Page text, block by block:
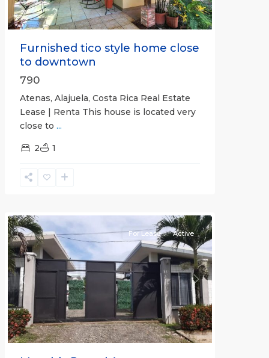
Furnished tico style home close
to downtown
790
Atenas, Alajuela, Costa Rica Real Estate
Lease | Renta This house is located very
close to ...
2 1
Previous Next
For Lease Active